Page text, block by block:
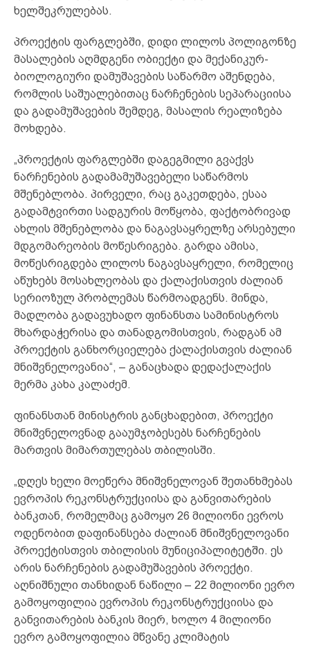
ხელშეკრულებას.
პროექტის ფარგლებში, დიდი ლილოს პოლიგონზე
მასალების აღმდგენი ობიექტი და მექანიკურ-
ბიოლოგიური დამუშავების საწარმო აშენდება,
რომლის საშუალებითაც ნარჩენების სეპარაციისა
და გადამუშავების შემდეგ, მასალის რეალიზება
მოხდება.
„პროექტის ფარგლებში დაგეგმილი გვაქვს
ნარჩენების გადამამუშავებელი საწარმოს
მშენებლობა. პირველი, რაც გაკეთდება, ესაა
გადამტვირთი სადგურის მოწყობა, ფაქტობრივად
ახლის მშენებლობა და ნაგავსაყრელზე არსებული
მდგომარეობის მოწესრიგება. გარდა ამისა,
მოწესრიგდება ლილოს ნაგავსაყრელი, რომელიც
აწუხებს მოსახლეობას და ქალაქისთვის ძალიან
სერიოზულ პრობლემას წარმოადგენს. მინდა,
მადლობა გადავუხადო ფინანსთა სამინისტროს
მხარდაჭერისა და თანადგომისთვის, რადგან ამ
პროექტის განხორციელება ქალაქისთვის ძალიან
მნიშვნელოვანია“, – განაცხადა დედაქალაქის
მერმა კახა კალაძემ.
ფინანსთან მინისტრის განცხადებით, პროექტი
მნიშვნელოვნად გააუმჯობესებს ნარჩენების
მართვის მიმართულებას თბილისში.
„დღეს ხელი მოეწერა მნიშვნელოვან შეთანხმებას
ევროპის რეკონსტრუქციისა და განვითარების
ბანკთან, რომელმაც გამოყო 26 მილიონი ევროს
ოდენობით დაფინანსება ძალიან მნიშვნელოვანი
პროექტისთვის თბილისის მუნიციპალიტეტში. ეს
არის ნარჩენების გადამუშავების პროექტი.
აღნიშნული თანხიდან ნაწილი – 22 მილიონი ევრო
გამოყოფილია ევროპის რეკონსტრუქციისა და
განვითარების ბანკის მიერ, ხოლო 4 მილიონი
ევრო გამოყოფილია მწვანე კლიმატის